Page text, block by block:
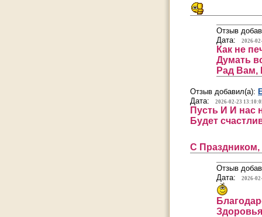
Отзыв
Дата:
2026-
Как не
Думать
Рад Вам,
Отзыв добавил(а):
Дата:
2026-02-23
Пусть И И нас
Будет
С
Отзыв
Дата:
2026-